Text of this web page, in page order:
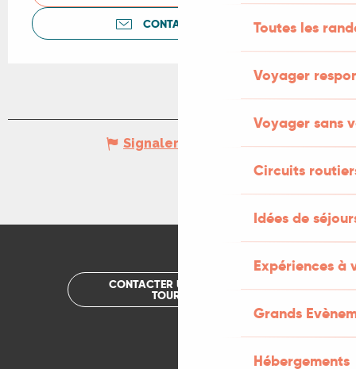
Toutes les
Voyager
Voyager sans
Circuits
Idées de
Expériences à
Grands
Hébergements
CONTACTEZ-NOUS
Signaler une erreur
CONTACTER UN OFFICE DE
TOURISME